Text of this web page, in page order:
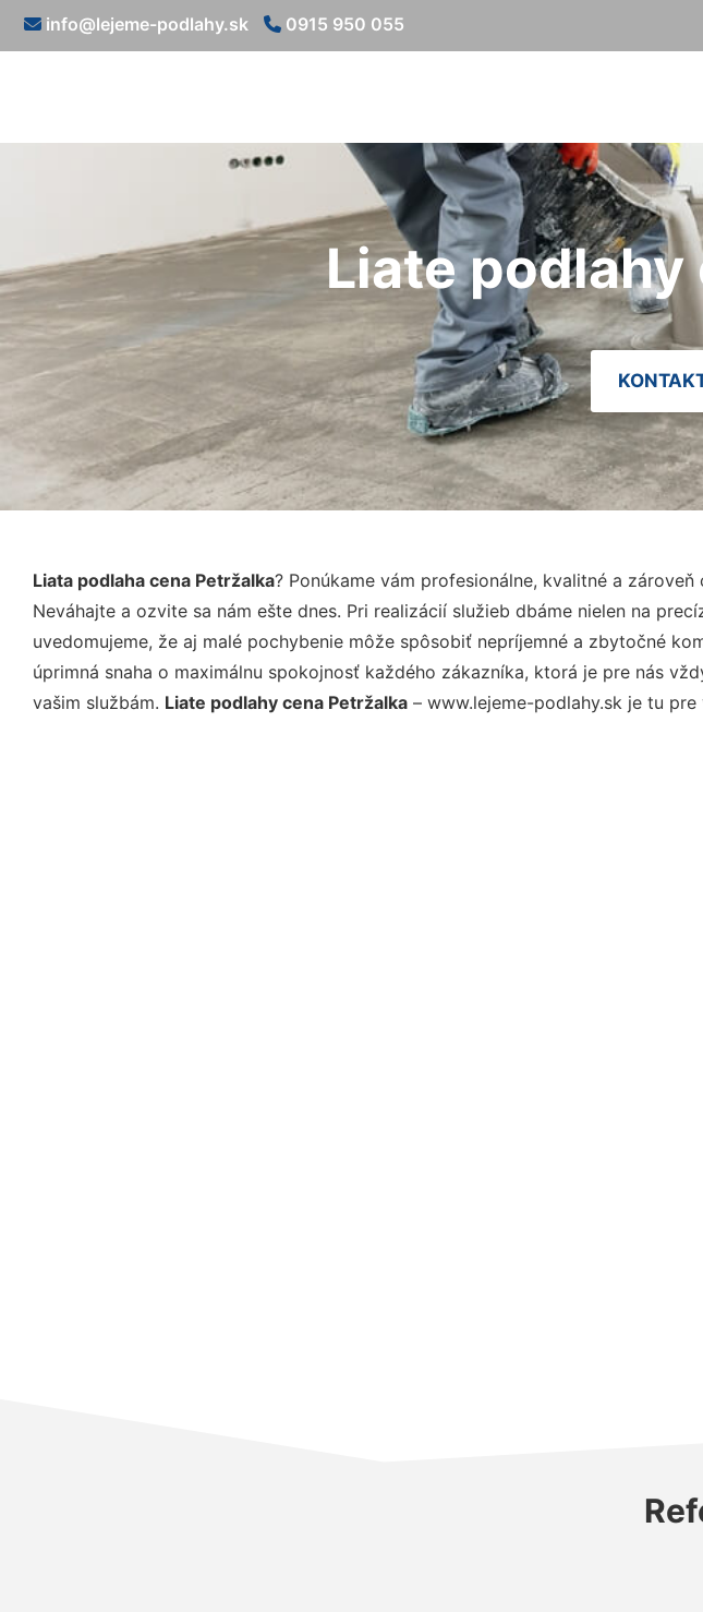
info@lejeme-podlahy.sk 0915 950 055
Liate podlahy
Liata podlaha cena Petržalka? Ponúkame vám profesionálne, kvalitné a
Neváhajte a ozvite sa nám ešte dnes. Pri realizácií služieb dbáme nielen na
uvedomujeme, že aj malé pochybenie môže spôsobiť nepríjemné a zbytočné
úprimná snaha o maximálnu spokojnosť každého zákazníka, ktorá je pre nás
vašim službám. Liate podlahy cena Petržalka – www.lejeme-podlahy.sk je tu pre